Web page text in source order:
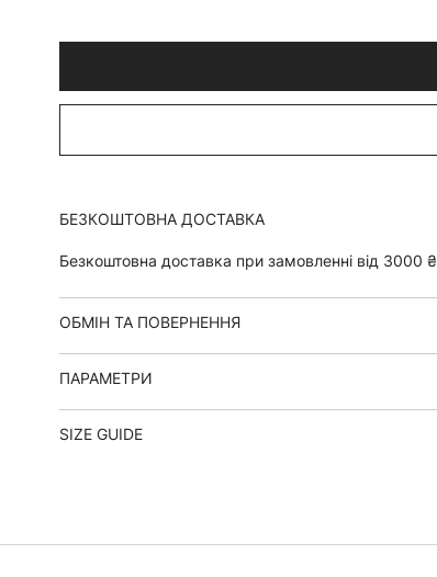
БЕЗКОШТОВНА ДОСТАВКА
Безкоштовна доставка при замовленні від 3000 ₴
ОБМІН ТА ПОВЕРНЕННЯ
ПАРАМЕТРИ
SIZE GUIDE